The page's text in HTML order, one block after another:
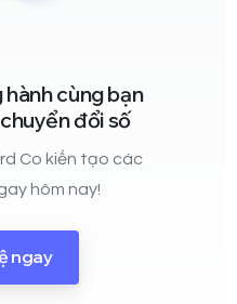
hành cùng bạn
đổi số
Co kiến tạo các
hôm nay!
ngay